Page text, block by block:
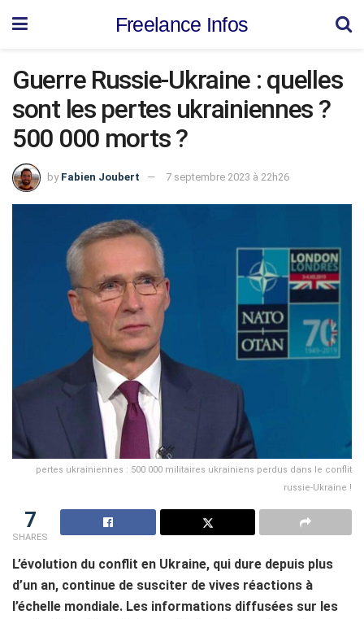
Freelance Infos
Guerre Russie-Ukraine : quelles
sont les pertes ukrainiennes ?
500 000 morts ?
by Fabien Joubert 7 septembre 2023 à 22h26
pertes ukrainiennes : 500 000 militaires ukrainiens perdus dans le conflit
russie-Ukraine !
7
SHARES
L’évolution du conflit en Ukraine, qui dure depuis plus
d’un an, continue de susciter de vives réactions à
l’échelle mondiale. Les informations diffusées sur les